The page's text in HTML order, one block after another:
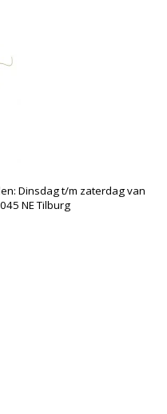
Dinsdag t/m zaterdag van
NE Tilburg